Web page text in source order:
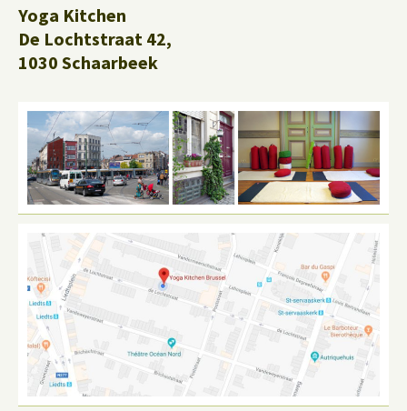
Yoga Kitchen
De Lochtstraat 42,
1030 Schaarbeek